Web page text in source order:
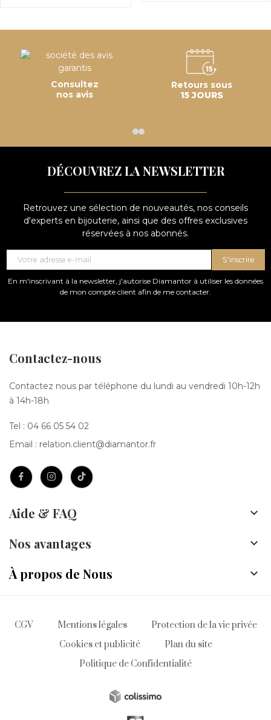
Consultez
nos avis
Retours sous
15 JOURS
DÉCOUVREZ LA NEWSLETTER
Retrouvez une sélection de nouveautés, nos conseils
d'experts en bijouterie, ainsi que des offres exclusives
réservées à nos abonnés.
S'inscrire
En m'inscrivant à la newsletter, j'autorise Diamantor à utiliser les données
de mon compte client afin de me contacter.
Contactez-nous
Contactez nous par téléphone du lundi au vendredi 10h-12h
à 14h-18h
Tel : 04 66 05 54 02
Email : relation.client@diamantor.fr
Aide & FAQ 
Nos avantages 
À propos de Nous 
CGV Mentions légales
Protection de la vie privée
Cookies et publicité
Plan du site
Politique de Confidentialité